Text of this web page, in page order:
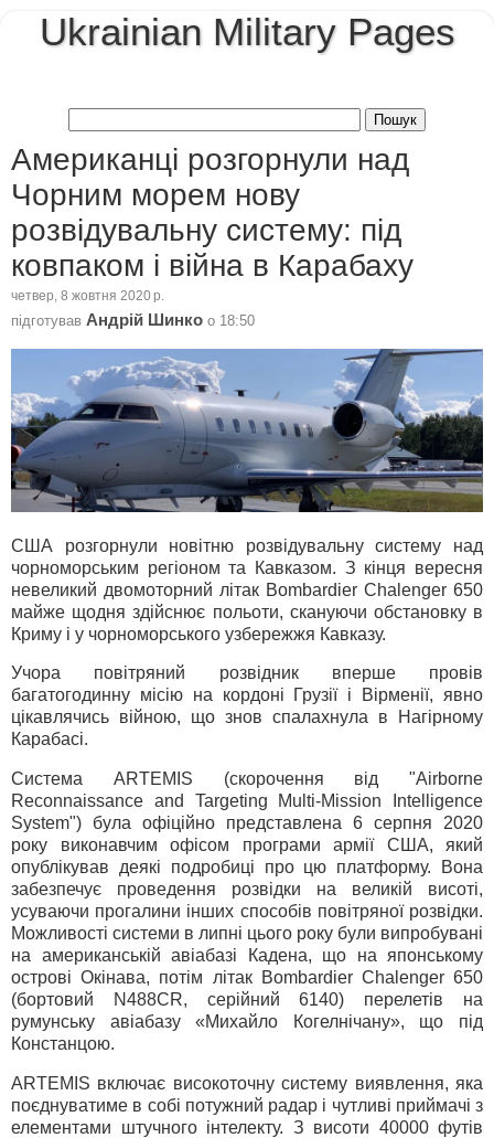
Ukrainian Military Pages
Американці розгорнули над
Чорним морем нову
розвідувальну систему: під
ковпаком і війна в Карабаху
четвер, 8 жовтня 2020 р.
підготував Андрій Шинко о 18:50
США розгорнули новітню розвідувальну систему над
чорноморським регіоном та Кавказом. З кінця вересня
невеликий двомоторний літак Bombardier Chalenger 650
майже щодня здійснює польоти, скануючи обстановку в
Криму і у чорноморського узбережжя Кавказу.
Учора повітряний розвідник вперше провів
багатогодинну місію на кордоні Грузії і Вірменії, явно
цікавлячись війною, що знов спалахнула в Нагірному
Карабасі.
Система ARTEMIS (скорочення від "Airborne
Reconnaissance and Targeting Multi-Mission Intelligence
System") була офіційно представлена 6 серпня 2020
року виконавчим офісом програми армії США, який
опублікував деякі подробиці про цю платформу. Вона
забезпечує проведення розвідки на великій висоті,
усуваючи прогалини інших способів повітряної розвідки.
Можливості системи в липні цього року були випробувані
на американській авіабазі Кадена, що на японському
острові Окінава, потім літак Bombardier Chalenger 650
(бортовий N488CR, серійний 6140) перелетів на
румунську авіабазу «Михайло Когелнічану», що під
Констанцою.
ARTEMIS включає високоточну систему виявлення, яка
поєднуватиме в собі потужний радар і чутливі приймачі з
елементами штучного інтелекту. З висоти 40000 футів